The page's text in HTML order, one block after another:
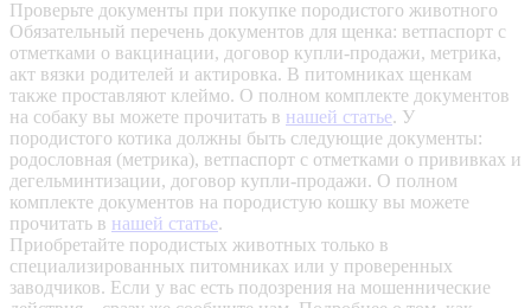
Проверьте документы при покупке породистого животного
Обязательный перечень документов для щенка: ветпаспорт с
отметками о вакцинации, договор купли-продажи, метрика,
акт вязки родителей и актировка. В питомниках щенкам
также проставляют клеймо. О полном комплекте документов
на собаку вы можете прочитать в нашей статье. У
породистого котика должны быть следующие документы:
родословная (метрика), ветпаспорт с отметками о прививках и
дегельминтизации, договор купли-продажи. О полном
комплекте документов на породистую кошку вы можете
прочитать в нашей статье.
Приобретайте породистых животных только в
специализированных питомниках или у проверенных
заводчиков. Если у вас есть подозрения на мошеннические